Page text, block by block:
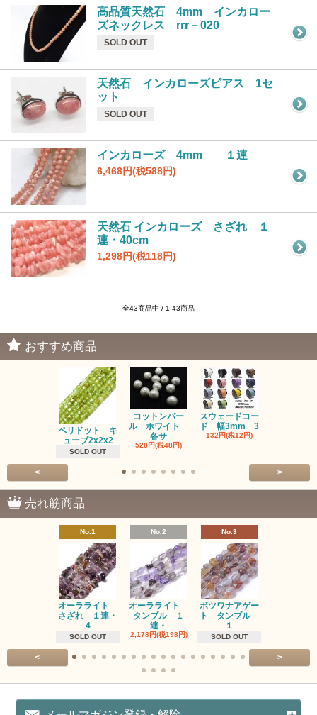
高品質天然石 4mm インカロー
ズネックレス rrr－020
SOLD OUT
天然石 インカローズピアス 1セ
ット
SOLD OUT
インカローズ 4mm １連
6,468円(税588円)
天然石 インカローズ さざれ １
連・40cm
1,298円(税118円)
全43商品中 / 1-43商品
おすすめ商品
ペリドット キ
ューブ2x2x2
SOLD OUT
コットンパー
ル ホワイト
各サ
528円(税48円)
スウェードコー
ド 幅3mm 3
132円(税12円)
< >
売れ筋商品
No.1
オーラライト
さざれ １連・
4
SOLD OUT
No.2
オーラライト
タンブル １
連・
2,178円(税198円)
No.3
ボツワナアゲー
ト タンブル
１
SOLD OUT
< >